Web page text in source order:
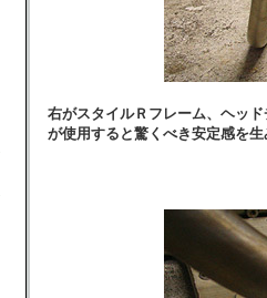
右がスタイルＲフレーム、ヘッ
が使用すると驚くべき安定感を